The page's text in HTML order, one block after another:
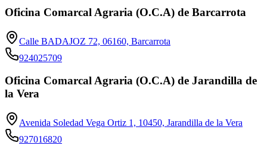
Oficina Comarcal Agraria (O.C.A) de Barcarrota
Calle BADAJOZ 72, 06160, Barcarrota
924025709
Oficina Comarcal Agraria (O.C.A) de Jarandilla de
la Vera
Avenida Soledad Vega Ortiz 1, 10450, Jarandilla de la Vera
927016820